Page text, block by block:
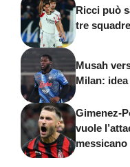
Ricci può
tre
Musah
Milan:
Gimenez-
vuole
messicano